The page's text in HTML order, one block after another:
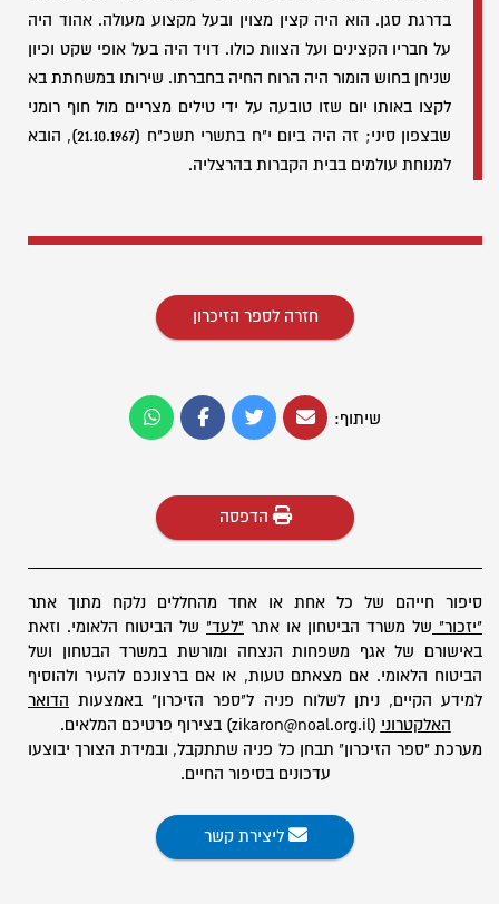
בדרגת סגן. הוא היה קצין מצוין ובעל מקצוע מעולה. אהוד היה
על חבריו הקצינים ועל הצוות כולו. דויד היה בעל אופי שקט וכיון
שניחן בחוש הומור היה הרוח החיה בחברתו. שירותו במשחתת בא
לקצו באותו יום שזו טובעה על ידי טילים מצריים מול חוף רומני
שבצפון סיני; זה היה ביום י"ח בתשרי תשכ"ח (21.10.1967), הובא
למנוחת עולמים בבית הקברות בהרצליה.
חזרה לספר הזיכרון
שיתוף:
הדפסה
סיפור חייהם של כל אחת או אחד מהחללים נלקח מתוך אתר
"יזכור" של משרד הביטחון או אתר "לעד" של הביטוח הלאומי. וזאת
באישורם של אגף משפחות הנצחה ומורשת במשרד הבטחון ושל
הביטוח הלאומי. אם מצאתם טעות, או אם ברצונכם להעיר ולהוסיף
למידע הקיים, ניתן לשלוח פניה ל"ספר הזיכרון" באמצעות הדואר
האלקטרוני (zikaron@noal.org.il) בצירוף פרטיכם המלאים.
מערכת "ספר הזיכרון" תבחן כל פניה שתתקבל, ובמידת הצורך יבוצעו
עדכונים בסיפור החיים.
ליצירת קשר